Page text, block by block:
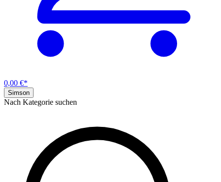
0,00 €*
Simson
Nach Kategorie suchen